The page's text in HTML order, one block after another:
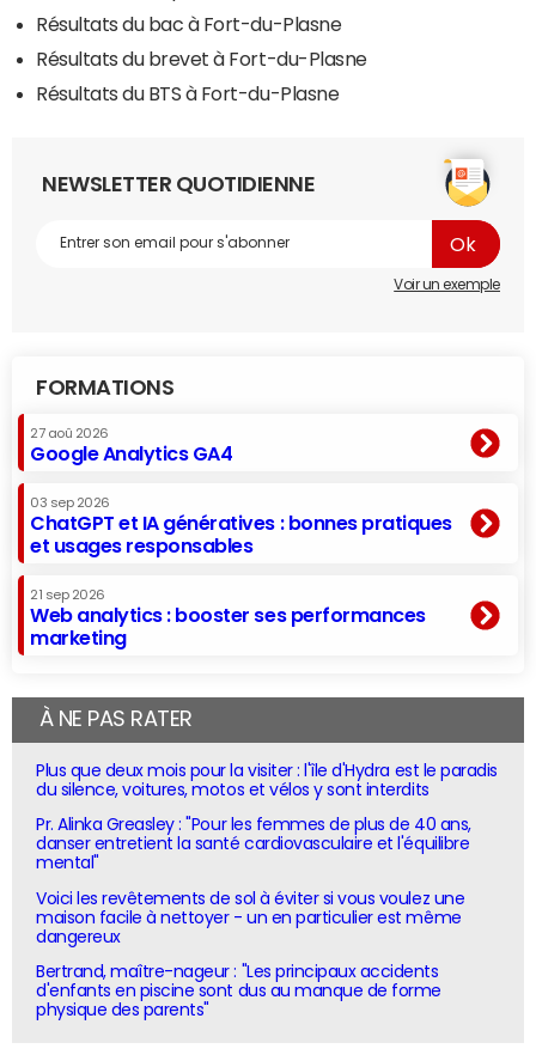
Résultats du bac à Fort-du-Plasne
Résultats du brevet à Fort-du-Plasne
Résultats du BTS à Fort-du-Plasne
NEWSLETTER QUOTIDIENNE
Voir un exemple
FORMATIONS
27 aoû 2026
Google Analytics GA4
03 sep 2026
ChatGPT et IA génératives : bonnes pratiques
et usages responsables
21 sep 2026
Web analytics : booster ses performances
marketing
À NE PAS RATER
Plus que deux mois pour la visiter : l'île d'Hydra est le paradis
du silence, voitures, motos et vélos y sont interdits
Pr. Alinka Greasley : "Pour les femmes de plus de 40 ans,
danser entretient la santé cardiovasculaire et l'équilibre
mental"
Voici les revêtements de sol à éviter si vous voulez une
maison facile à nettoyer - un en particulier est même
dangereux
Bertrand, maître-nageur : "Les principaux accidents
d'enfants en piscine sont dus au manque de forme
physique des parents"